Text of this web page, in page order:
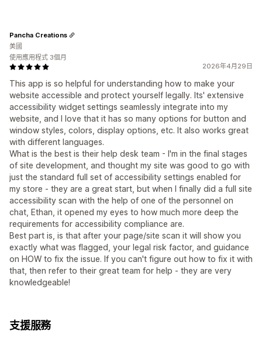
2026年4月29日
This app is so helpful for understanding how to make your
website accessible and protect yourself legally. Its' extensive
accessibility widget settings seamlessly integrate into my
website, and I love that it has so many options for button and
window styles, colors, display options, etc. It also works great
with different languages.
What is the best is their help desk team - I'm in the final stages
of site development, and thought my site was good to go with
just the standard full set of accessibility settings enabled for
my store - they are a great start, but when I finally did a full site
accessibility scan with the help of one of the personnel on
chat, Ethan, it opened my eyes to how much more deep the
requirements for accessibility compliance are.
Best part is, is that after your page/site scan it will show you
exactly what was flagged, your legal risk factor, and guidance
on HOW to fix the issue. If you can't figure out how to fix it with
that, then refer to their great team for help - they are very
knowledgeable!
Pancha Creations
美國
使用應用程式 3個月
支援服務